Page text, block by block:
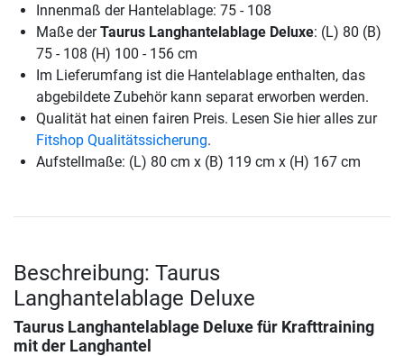
Innenmaß der Hantelablage: 75 - 108
Maße derTaurus Langhantelablage Deluxe: (L) 80 (B)
75 - 108 (H) 100 - 156 cm
Im Lieferumfang ist die Hantelablage enthalten, das
abgebildete Zubehör kann separat erworben werden.
Qualität hat einen fairen Preis. Lesen Sie hier alles zur
Fitshop Qualitätssicherung.
Aufstellmaße: (L) 80 cm x (B) 119 cm x (H) 167 cm
Beschreibung: Taurus
Langhantelablage Deluxe
Taurus Langhantelablage Deluxe für Krafttraining
mit der Langhantel